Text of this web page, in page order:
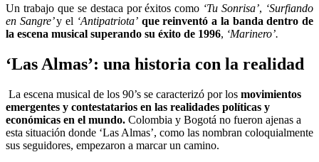
Un trabajo que se destaca por éxitos como ‘Tu Sonrisa’, ‘Surfiando
en Sangre’y el ‘Antipatriota’ que reinventó a la banda dentro de
la escena musical superando su éxito de 1996, ‘Marinero’.
‘Las Almas’: una historia con la realidad
La escena musical de los 90’s se caracterizó por los movimientos
emergentes y contestatarios en las realidades políticas y
económicas en el mundo. Colombia y Bogotá no fueron ajenas a
esta situación donde ‘Las Almas’, como las nombran coloquialmente
sus seguidores, empezaron a marcar un camino.